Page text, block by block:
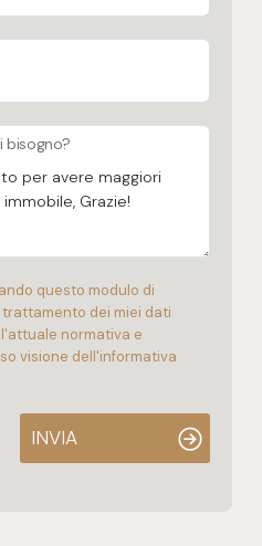
bisogno?
questo modulo di
dei miei dati
normativa e
visione dell'informativa
INVIA